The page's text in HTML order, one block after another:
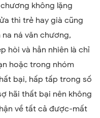
không lặng
thì trẻ hay già cũng
ná văn chương,
hòi và hẳn nhiên là chỉ
hoặc trong nhóm
bại, hấp tấp trong số
hãi thất bại nên không
về tất cả được-mất